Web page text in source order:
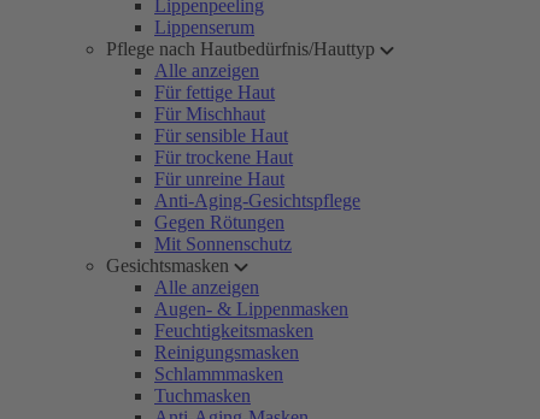
Lippenpeeling
Lippenserum
Pflege nach Hautbedürfnis/Hauttyp
Alle anzeigen
Für fettige Haut
Für Mischhaut
Für sensible Haut
Für trockene Haut
Für unreine Haut
Anti-Aging-Gesichtspflege
Gegen Rötungen
Mit Sonnenschutz
Gesichtsmasken
Alle anzeigen
Augen- & Lippenmasken
Feuchtigkeitsmasken
Reinigungsmasken
Schlammmasken
Tuchmasken